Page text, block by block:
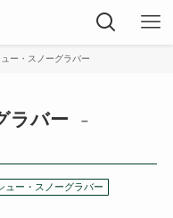
ー・スノーグラバー
ラバー
–
ュー・スノーグラバー